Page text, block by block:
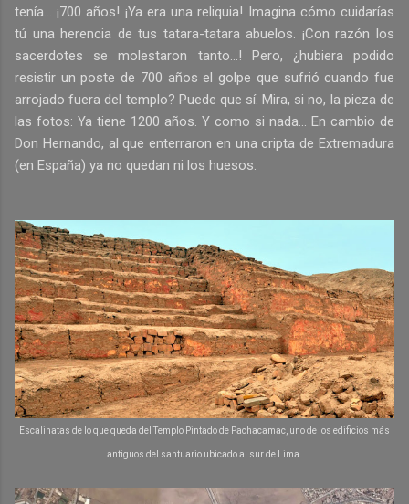
tenía... ¡700 años! ¡Ya era una reliquia! Imagina cómo cuidarías
tú una herencia de tus tatara-tatara abuelos. ¡Con razón los
sacerdotes se molestaron tanto...! Pero, ¿hubiera podido
resistir un poste de 700 años el golpe que sufrió cuando fue
arrojado fuera del templo? Puede que sí. Mira, si no, la pieza de
las fotos: Ya tiene 1200 años. Y como si nada... En cambio de
Don Hernando, al que enterraron en una cripta de Extremadura
(en España) ya no quedan ni los huesos.
Escalinatas de lo que queda del Templo Pintado de Pachacamac, uno de los edificios más
antiguos del santuario ubicado al sur de Lima.